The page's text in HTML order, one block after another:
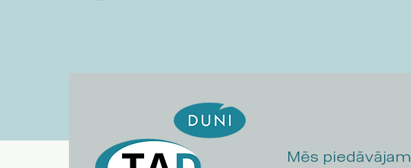
Mēs piedāvājam